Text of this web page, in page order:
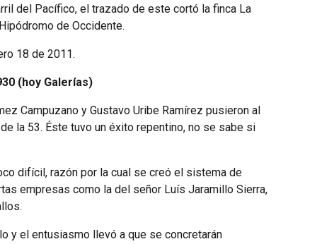
del Pacífico, el trazado de este cortó la finca La
de Occidente.
18 de 2011.
(hoy Galerías)
Campuzano y Gustavo Uribe Ramírez pusieron al
la 53. Éste tuvo un éxito repentino, no se sabe si
difícil, razón por la cual se creó el sistema de
empresas como la del señor Luís Jaramillo Sierra,
y el entusiasmo llevó a que se concretarán